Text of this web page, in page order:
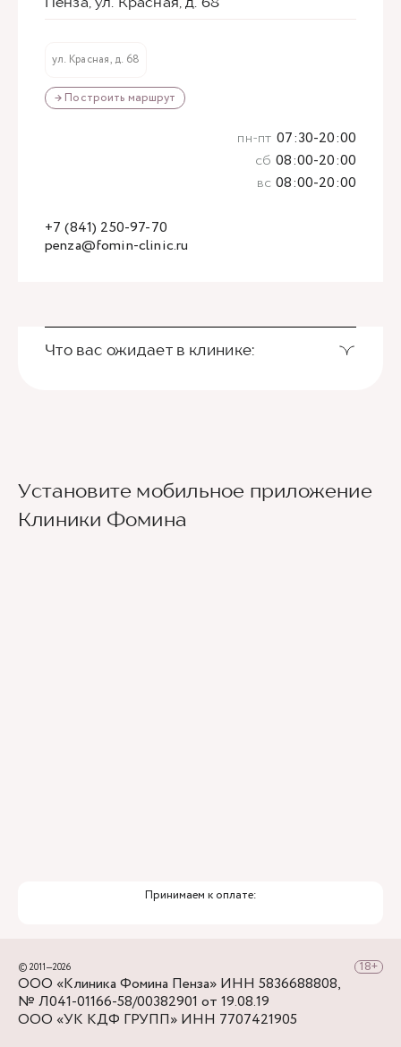
ул. Красная, д. 68
→ Построить маршрут
penza@fomin-clinic.ru
+7 (841) 250-97-70
пн-пт 07:30-20:00
сб 08:00-20:00
вс 08:00-20:00
Что вас ожидает в клинике:
Ведущие врачи региона
Установите мобильное приложение
Клиники Фомина
Принимаем к оплате:
© 2011—2026
ООО «Клиника Фомина Пенза» ИНН 5836688808,
№ Л041-01166-58/00382901 от 19.08.19
ООО «УК КДФ ГРУПП» ИНН 7707421905